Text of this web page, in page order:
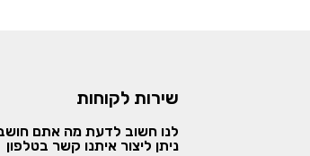
שירות לקוחות
לנו חשוב לדעת מה אתם
ניתן ליצור איתנו קשר בטלפון